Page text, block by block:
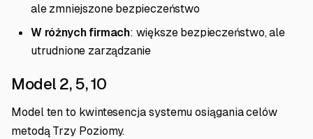
ale zmniejszone bezpieczeństwo
W różnych firmach: większe bezpieczeństwo, ale
utrudnione zarządzanie
Model 2, 5, 10
Model ten to kwintesencja systemu osiągania celów
metodą Trzy Poziomy.